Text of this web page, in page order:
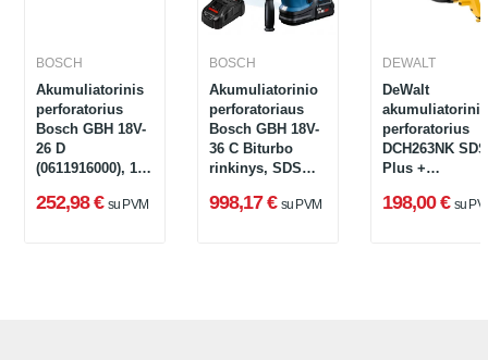
BOSCH
Akumuliatorinis
perforatorius
Bosch GBH 18V-
26 D
(0611916000), 18
252,98 € su PVM
BOSCH
Akumuliatorinio
perforatoriaus
Bosch GBH 18V-
36 C Biturbo
rinkinys, SDS
Ah, įkroviklis,
998,17 € su PVM
DEWALT
DeWalt
akumuliatorinis
perforatorius
DCH263NK
Plus +
3 J (be
198,00 € su